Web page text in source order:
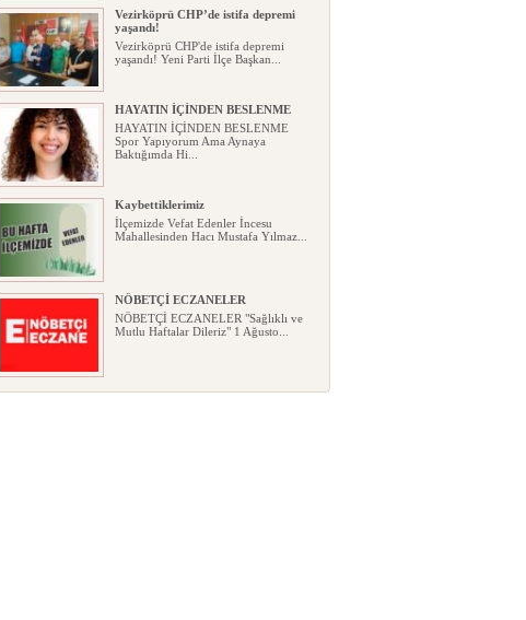
Vezirköprü CHP’de istifa depremi
yaşandı!
Vezirköprü CHP'de istifa depremi
yaşandı! Yeni Parti İlçe Başkan...
HAYATIN İÇİNDEN BESLENME
HAYATIN İÇİNDEN BESLENME
Spor Yapıyorum Ama Aynaya
Baktığımda Hi...
Kaybettiklerimiz
İlçemizde Vefat Edenler İncesu
Mahallesinden Hacı Mustafa Yılmaz...
NÖBETÇİ ECZANELER
NÖBETÇİ ECZANELER "Sağlıklı ve
Mutlu Haftalar Dileriz" 1 Ağusto...
Okullarda yeni dönem: Yönetmelik